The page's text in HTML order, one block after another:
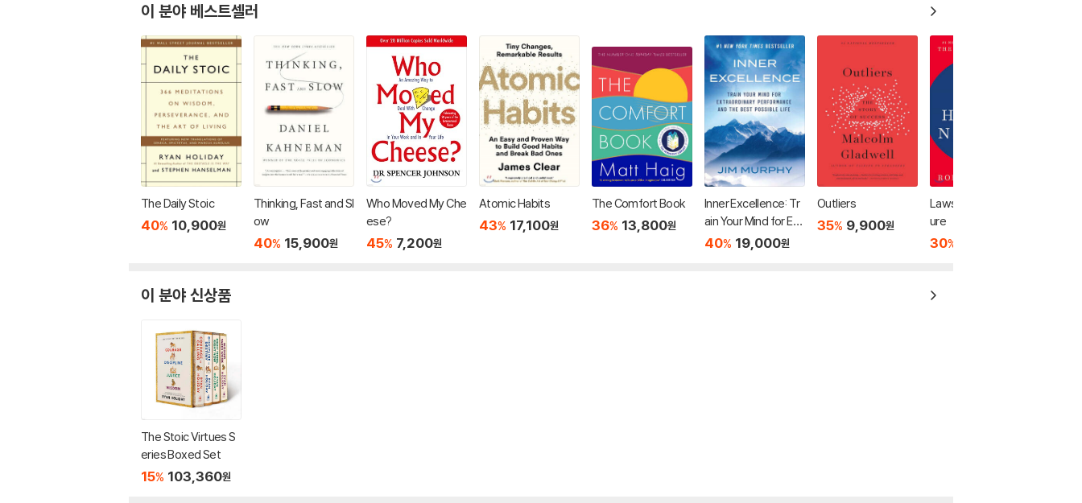
이 분야 베스트셀러
The Daily Stoic
40% 10,900원
Thinking, Fast and Sl
ow
40% 15,900원
Who Moved My Che
ese?
45% 7,200원
Atomic Habits
43% 17,100원
The Comfort Book
36% 13,800원
Inner Excellence: Tr
ain Your Mind for Ext
raordinary Performa
40% 19,000원
Outliers
35% 9,900원
Laws of Human Nat
ure
30%
이 분야 신상품
The Stoic Virtues S
eries Boxed Set
15% 103,360원